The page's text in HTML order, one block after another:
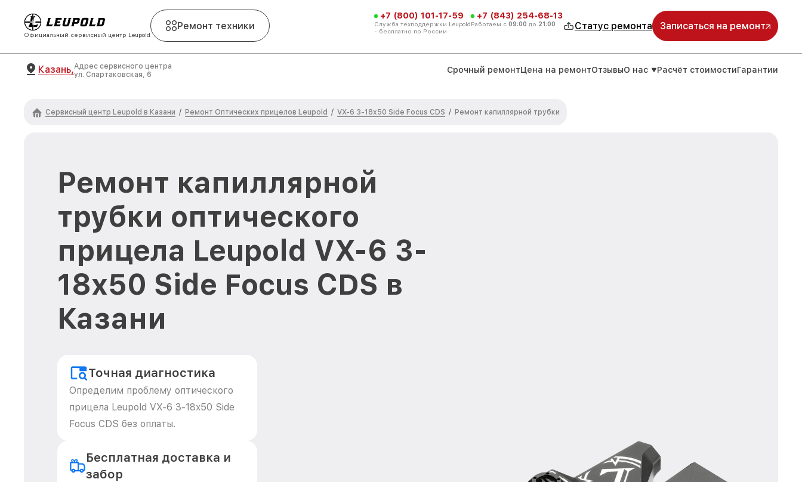
Официальный сервисный центр Leupold
Ремонт техники
+7 (800) 101-17-59
Служба техподдержки Leupold
- бесплатно по России
+7 (843) 254-68-13
Работаем с 09:00 до 21:00 Статус ремонта Записаться на ремонт
Казань,Адрес сервисного центра
ул. Спартаковская, 6
Срочный ремонтЦена на ремонтОтзывыО нас Расчёт стоимостиГарантии
Сервисный центр Leupold в Казани / Ремонт Оптических прицелов Leupold / VX-6 3-18x50 Side Focus CDS / Ремонт капиллярной трубки
Ремонт капиллярной
трубки оптического
прицела Leupold VX-6 3-
18x50 Side Focus CDS в
Казани
Точная диагностика
Определим проблему оптического
прицела Leupold VX-6 3-18x50 Side
Focus CDS без оплаты.
Бесплатная доставка и
забор